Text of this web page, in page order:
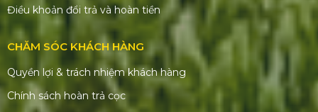
Điều khoản đổi trả và hoàn tiền
CHĂM SÓC KHÁCH HÀNG
Quyền lợi & trách nhiệm khách hàng
Chính sách hoàn trả cọc